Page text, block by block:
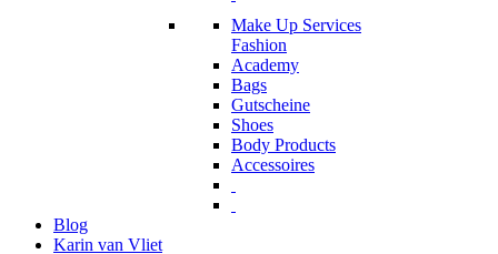
Make Up Services
Fashion
Academy
Bags
Gutscheine
Shoes
Body Products
Accessoires
Blog
Karin van Vliet